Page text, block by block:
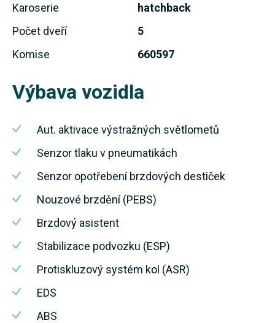
Karoserie
hatchback
Počet dveří
5
Komise
660597
Výbava vozidla
Aut. aktivace výstražných světlometů
Senzor tlaku v pneumatikách
Senzor opotřebení brzdových destiček
Nouzové brzdění (PEBS)
Brzdový asistent
Stabilizace podvozku (ESP)
Protiskluzový systém kol (ASR)
EDS
ABS